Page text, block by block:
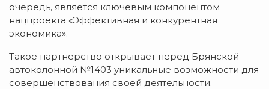
очередь, является ключевым компонентом
нацпроекта «Эффективная и конкурентная
экономика».
Такое партнерство открывает перед Брянской
автоколонной №1403 уникальные возможности для
совершенствования своей деятельности.